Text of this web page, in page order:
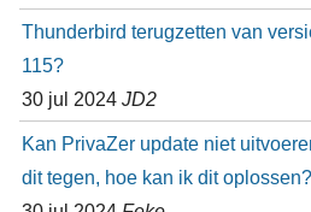
Thunderbird terugzetten van
115?
30 jul 2024 JD2
Kan PrivaZer update niet
dit tegen, hoe kan ik dit oplossen?